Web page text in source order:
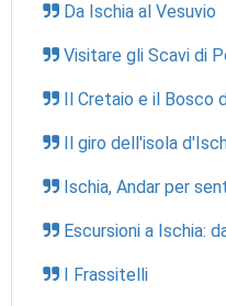
Da Ischia al Vesuvio
Visitare gli Scavi di
Il Cretaio e il Bosco
Il giro dell'isola
Ischia, Andar per
Escursioni a Ischia:
I Frassitelli